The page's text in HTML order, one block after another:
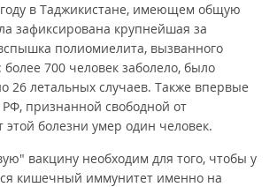
году в Таджикистане, имеющем общую
зафиксирована крупнейшая за
полиомиелита, вызванного
700 человек заболело, было
26 летальных случаев. Также впервые
признанной свободной от
этой болезни умер один человек.
вакцину необходим для того, чтобы у
кишечный иммунитет именно на